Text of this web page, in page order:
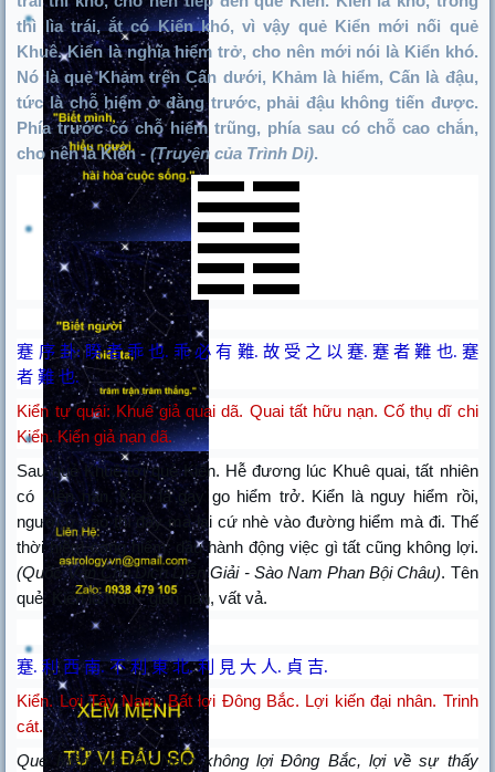
thì lìa trái, ắt có Kiển khó, vì vậy quẻ Kiển mới nối quẻ
Khuê. Kiển là nghĩa hiểm trở, cho nên mới nói là Kiển khó.
Nó là quẻ Khảm trên Cấn dưới, Khảm là hiểm, Cấn là đậu,
tức là chỗ hiểm ở đằng trước, phải đậu không tiến được.
Phía trước có chỗ hiểm trũng, phía sau có chỗ cao chắn,
cho nên là Kiển -(Truyện của Trình Di).
蹇 序 卦:睽 者 乖 也.乖 必 有 難. 故 受 之 以 蹇.蹇 者 難 也. 蹇
者 難 也.
Kiển tự quái: Khuê giả quai dã. Quai tất hữu nạn. Cố thụ dĩ chi
Kiển. Kiển giả nạn dã.
Sau quẻ Khuê tới quẻ Kiển. Hễ đương lúc Khuê quai, tất nhiên
có Kiển nạn, Kiển là gay go hiểm trở. Kiển là nguy hiểm rồi,
người ở vào thì đấy mà lại cứ nhè vào đường hiểm mà đi. Thế
thời hiểm càng hiểm; dầu hành động việc gì tất cũng không lợi.
(Quốc Văn Chu Dịch Diễn Giải - Sào Nam Phan Bội Châu). Tên
quẻ: Kiển là Nan - gian nan, vất vả.
蹇.利 西 南.不 利 東 北.利 見 大 人. 貞 吉.
Kiển. Lợi Tây Nam. Bất lợi Đông Bắc. Lợi kiến đại nhân. Trinh
cát.
Quẻ Kiển, lợi Tây Nam không lợi Đông Bắc, lợi về sự thấy